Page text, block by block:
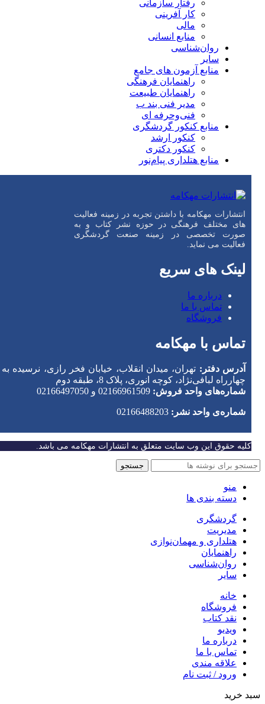
رفتار سازمانی
کار آفرینی
مالی
منابع انسانی
روان‌شناسی
سایر
منابع آزمون های جامع
راهنمایان فرهنگی
راهنمایان طبیعت
مدیر فنی بند ب
فنی‌وحرفه‌ ای
منابع کنکور گردشگری
کنکور ارشد
کنکور دکتری
منابع هتلداری پیام‌نور
انتشارات مهکامه با داشتن تجربه در زمینه فعالیت
های مختلف فرهنگی در حوزه نشر کتاب و به
صورت تخصصی در زمینه صنعت گردشگری
فعالیت می نماید.
لینک های سریع
درباره ما
تماس با ما
فروشگاه
تماس با مهکامه
آدرس دفتر: تهران، میدان انقلاب، خیابان فخر رازی، نرسیده به
چهارراه لبافی‌نژاد، کوچه انوری، پلاک 8، طبقه دوم
شماره‌های واحد فروش: 02166961509 و 02166497050
شماره‌‌ی واحد نشر:
کلیه حقوق این وب سایت متعلق به انتشارات مهکامه می باشد.
جستجو
منو
دسته بندی ها
گردشگری
مدیریت
هتلداری و مهمان‌نوازی
راهنمایان
روان‌شناسی
سایر
خانه
فروشگاه
نقد کتاب
ویدیو
درباره‌ ما
تماس با ما
علاقه مندی
ورود / ثبت نام
سبد خرید